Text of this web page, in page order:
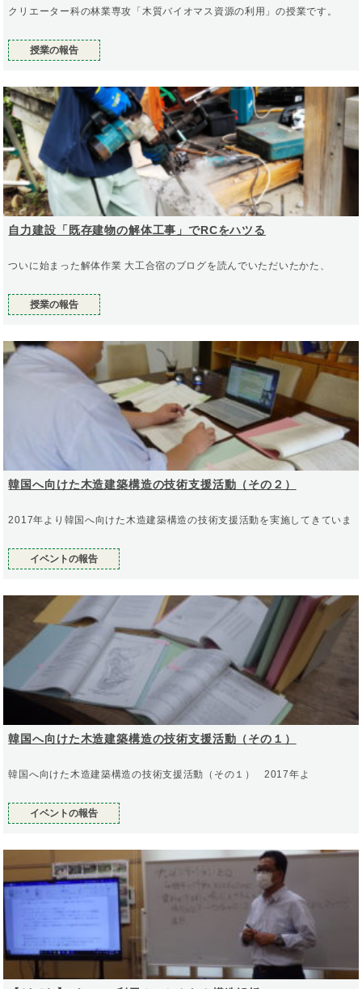
クリエーター科の林業専攻「木質バイオマス資源の利用」の授業です。
授業の報告
自力建設「既存建物の解体工事」でRCをハツる
ついに始まった解体作業 大工合宿のブログを読んでいただいたかた、
授業の報告
韓国へ向けた木造建築構造の技術支援活動（その２）
2017年より韓国へ向けた木造建築構造の技術支援活動を実施してきていま
イベントの報告
韓国へ向けた木造建築構造の技術支援活動（その１）
韓国へ向けた木造建築構造の技術支援活動（その１） 2017年よ
イベントの報告